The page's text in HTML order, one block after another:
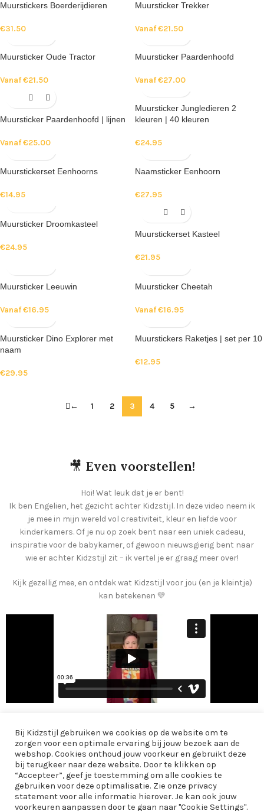
Muurstickers Boerderijdieren
€31.50
Muursticker Trekker
Vanaf€21.50
Muursticker Oude Tractor
Vanaf€21.50
Muursticker Paardenhoofd
Vanaf€27.00
Muursticker Paardenhoofd | lijnen
Vanaf€25.00
Muursticker Jungledieren 2
kleuren | 40 kleuren
€24.95
Muurstickerset Eenhoorns
€14.95
Naamsticker Eenhoorn
€27.95
Muursticker Droomkasteel
€24.95
Muurstickerset Kasteel
€21.95
Muursticker Leeuwin
Vanaf€16.95
Muursticker Cheetah
Vanaf€16.95
Muursticker Dino Explorer met
naam
€29.95
Muurstickers Raketjes | set per 10
€12.95
← 1 2 3 4 5 →
🎥 Even voorstellen!
Hoi! Wat leuk dat je er bent!
Ik ben Engelien, het gezicht achter Kidzstijl. In deze video neem ik
je mee in mijn wereld vol creativiteit, kleur en liefde voor
kinderkamers. Of je nu op zoek bent naar een uniek cadeau,
inspiratie voor de babykamer, of gewoon nieuwsgierig bent naar
wie er achter Kidzstijl zit – ik vertel je er graag meer over!
Kijk gezellig mee, en ontdek wat Kidzstijl voor jou (en je kleintje)
kan betekenen 💛
AANBOD
INFORMATIE
EXTRA
Bij Kidzstijl gebruiken we cookies op de website om te
zorgen voor een optimale ervaring bij jouw bezoek aan de
webshop. Cookies onthoud jouw voorkeur en gebruikt deze
bij terugkeer naar deze website. Door te klikken op
“Accepteer”, geef je toestemming om alle cookies te
gebruiken voor deze optimalisatie. Zie onze privacy
statement voor alle informatie hierover. Je kan ook jouw
voorkeuren aanpassen door te gaan naar "Cookie Settings".